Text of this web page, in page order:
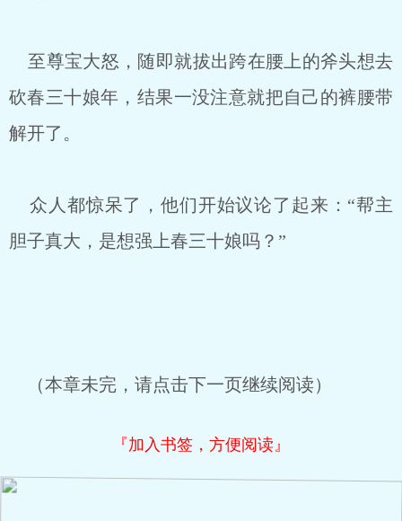
至尊宝大怒，随即就拔出跨在腰上的斧头想去
砍春三十娘年，结果一没注意就把自己的裤腰带
解开了。
众人都惊呆了，他们开始议论了起来：“帮主
胆子真大，是想强上春三十娘吗？”
（本章未完，请点击下一页继续阅读）
『加入书签，方便阅读』